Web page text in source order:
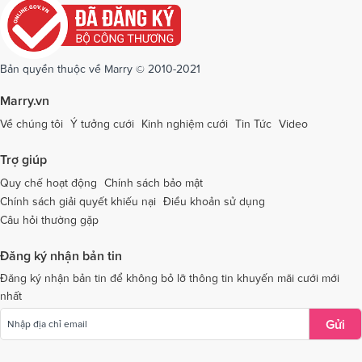
Dịch vụ cưới tại Quảng Ngãi
Dịch vụ cưới tại Quảng Ninh
Dịch vụ cưới tại Sóc Trăng Dịch vụ cưới tại Sơn La
Dịch vụ cưới tại Thái Bình Dịch vụ cưới tại Thanh Hóa
Dịch vụ cưới tại Thừa Thiên - Huế
Dịch vụ cưới tại An Giang Dịch vụ cưới tại Trà Vinh
Dịch vụ cưới tại Tuyên Quang
Dịch vụ cưới tại Bà Rịa - Vũng TàuDịch vụ cưới tại Bắc Giang
Dịch vụ cưới tại Bắc Kạn
Bản quyền thuộc về Marry © 2010-2021
Marry.vn
Về chúng tôi Ý tưởng cưới Kinh nghiệm cưới Tin Tức Video
Trợ giúp
Quy chế hoạt động
Chính sách bảo mật
Chính sách giải quyết khiếu nại Điều khoản sử dụng
Câu hỏi thường gặp
Đăng ký nhận bản tin
Đăng ký nhận bản tin để không bỏ lỡ thông tin khuyến mãi cưới mới
nhất
Gửi